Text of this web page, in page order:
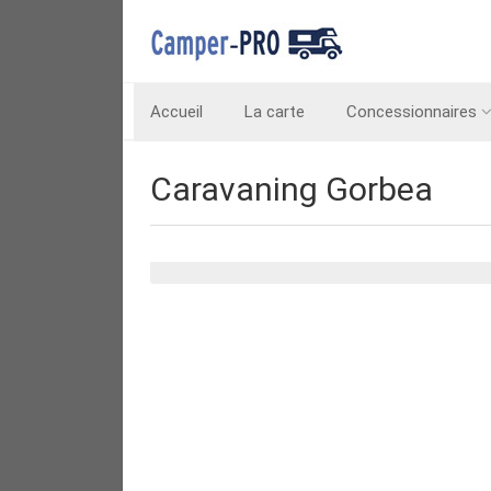
Accueil La carte Concessionnaires
Caravaning Gorbea